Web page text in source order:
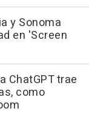
y Sonoma
en 'Screen
ChatGPT trae
como